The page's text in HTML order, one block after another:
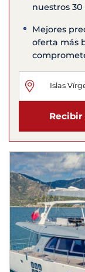
nuestros
Mejores
oferta más